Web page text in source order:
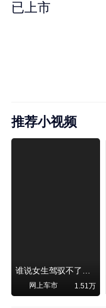
已上市
推荐小视频
谁说女生驾驭不了大SUV？看我开问界M6驰骋坝上草原！
网上车市 1.51万